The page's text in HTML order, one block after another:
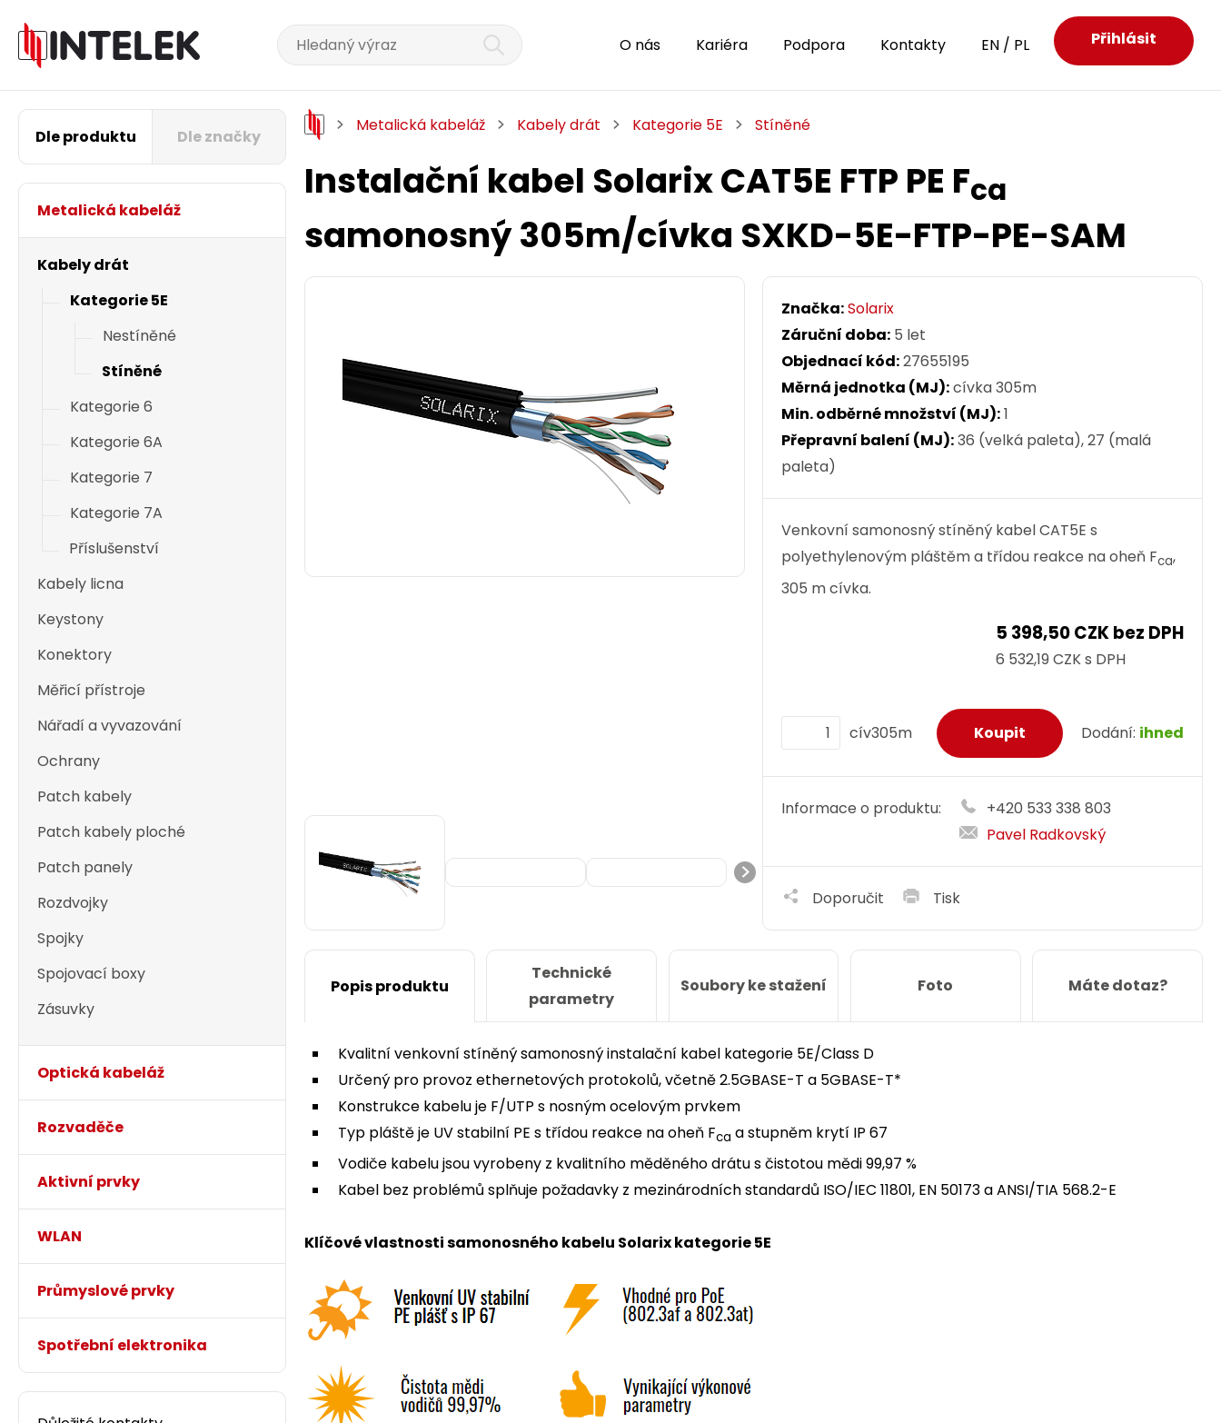
O nás Kariéra Podpora Kontakty EN / PL Přihlásit
Dle produktu Dle značky
Metalická kabeláž
Kabely drát
Kategorie 5E
Nestíněné
Stíněné
Kategorie 6
Kategorie 6A
Kategorie 7
Kategorie 7A
Příslušenství
Kabely licna
Keystony
Konektory
Měřicí přístroje
Nářadí a vyvazování
Ochrany
Patch kabely
Patch kabely ploché
Patch panely
Rozdvojky
Spojky
Spojovací boxy
Zásuvky
Optická kabeláž
Rozvaděče
Aktivní prvky
WLAN
Průmyslové prvky
Spotřební elektronika
Metalická kabeláž Kabely drát Kategorie 5E Stíněné
Instalační kabel Solarix CAT5E FTP PE Fca
samonosný 305m/cívka SXKD-5E-FTP-PE-SAM
Značka:Solarix
Záruční doba: 5 let
Objednací kód:27655195
Měrná jednotka (MJ):cívka 305m
Min. odběrné množství (MJ):1
Přepravní balení (MJ):36 (velká paleta), 27 (malá
paleta)
Venkovní samonosný stíněný kabel CAT5E s
polyethylenovým pláštěm a třídou reakce na oheň Fca,
305 m cívka.
5 398,50 CZK bez DPH
6 532,19 CZK s DPH
cív305m Dodání: ihned
Informace o produktu:
+420 533 338 803
Pavel Radkovský
Doporučit Tisk
Popis produktu
Technické
parametry
Soubory ke stažení Foto Máte dotaz?
Kvalitní venkovní stíněný samonosný instalační kabel kategorie 5E/Class D
Určený pro provoz ethernetových protokolů, včetně 2.5GBASE-T a 5GBASE-T*
Konstrukce kabelu je F/UTP s nosným ocelovým prvkem
Typ pláště je UV stabilní PE s třídou reakce na oheň Fca a stupněm krytí IP 67
Vodiče kabelu jsou vyrobeny z kvalitního měděného drátu s čistotou mědi 99,97 %
Kabel bez problémů splňuje požadavky z mezinárodních standardů ISO/IEC 11801, EN 50173 a ANSI/TIA 568.2-E
Klíčové vlastnosti samonosného kabelu Solarix kategorie 5E